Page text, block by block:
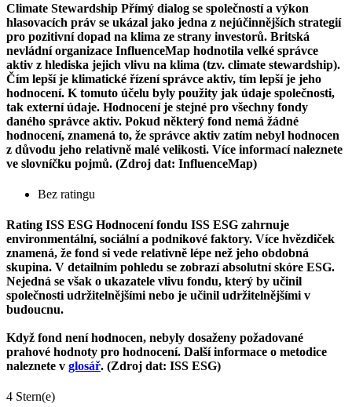
Climate Stewardship Přímý dialog se společností a výkon
hlasovacích práv se ukázal jako jedna z nejúčinnějších strategií
pro pozitivní dopad na klima ze strany investorů. Britská
nevládní organizace InfluenceMap hodnotila velké správce
aktiv z hlediska jejich vlivu na klima (tzv. climate stewardship).
Čím lepší je klimatické řízení správce aktiv, tím lepší je jeho
hodnocení. K tomuto účelu byly použity jak údaje společnosti,
tak externí údaje. Hodnocení je stejné pro všechny fondy
daného správce aktiv. Pokud některý fond nemá žádné
hodnocení, znamená to, že správce aktiv zatím nebyl hodnocen
z důvodu jeho relativně malé velikosti. Více informací naleznete
ve slovníčku pojmů. (Zdroj dat: InfluenceMap)
Bez ratingu
Rating ISS ESG Hodnocení fondu ISS ESG zahrnuje
environmentální, sociální a podnikové faktory. Více hvězdiček
znamená, že fond si vede relativně lépe než jeho obdobná
skupina. V detailním pohledu se zobrazí absolutní skóre ESG.
Nejedná se však o ukazatele vlivu fondu, který by učinil
společnosti udržitelnějšími nebo je učinil udržitelnějšími v
budoucnu.
Když fond není hodnocen, nebyly dosaženy požadované
prahové hodnoty pro hodnocení. Další informace o metodice
naleznete v glosář. (Zdroj dat: ISS ESG)
4 Stern(e)